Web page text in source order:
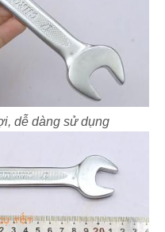
dễ dàng sử dụng